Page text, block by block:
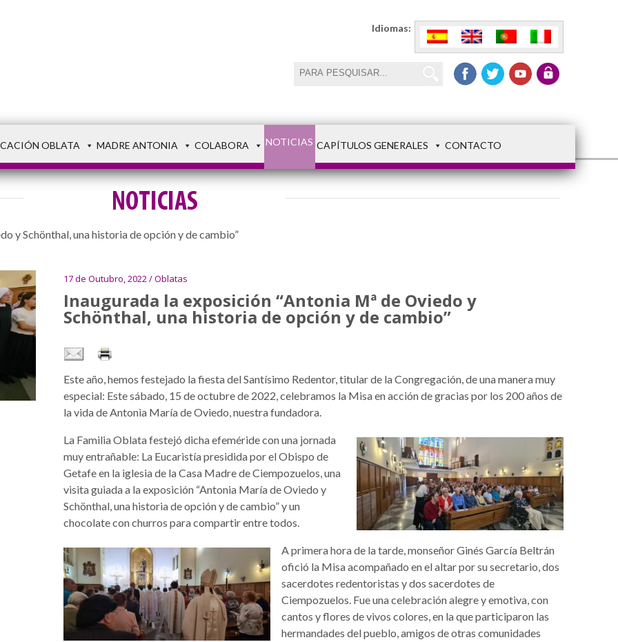
Idiomas:
OBLATA MADRE ANTONIA COLABORA NOTICIAS CAPÍTULOS GENERALES CONTACTO
NOTICIAS
y Schönthal, una historia de opción y de cambio”
17 de Outubro, 2022 / Oblatas
Inaugurada la exposición “Antonia Mª de Oviedo y
Schönthal, una historia de opción y de cambio”
Este año, hemos festejado la fiesta del Santísimo Redentor, titular de la Congregación, de una manera muy
especial: Este sábado, 15 de octubre de 2022, celebramos la Misa en acción de gracias por los 200 años de
la vida de Antonia María de Oviedo, nuestra fundadora.
La Familia Oblata festejó dicha efeméride con una jornada
muy entrañable: La Eucaristía presidida por el Obispo de
Getafe en la iglesia de la Casa Madre de Ciempozuelos, una
visita guiada a la exposición “Antonia María de Oviedo y
Schönthal, una historia de opción y de cambio” y un
chocolate con churros para compartir entre todos.
A primera hora de la tarde, monseñor Ginés García Beltrán
ofició la Misa acompañado en el altar por su secretario, dos
sacerdotes redentoristas y dos sacerdotes de
Ciempozuelos. Fue una celebración alegre y emotiva, con
cantos y flores de vivos colores, en la que participaron las
hermandades del pueblo, amigos de otras comunidades